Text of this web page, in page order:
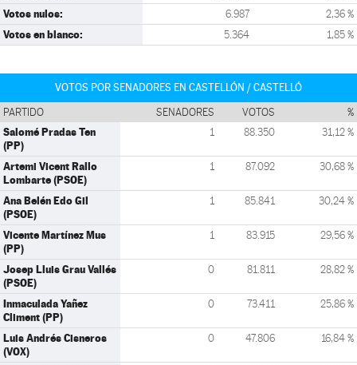
Votos nulos: 6.987 2,36 %
Votos en blanco: 5.364 1,85 %
VOTOS POR SENADORES EN CASTELLÓN / CASTELLÓ
PARTIDO SENADORES VOTOS %
Salomé Pradas Ten
(PP)
1 88.350 31,12 %
Artemi Vicent Rallo
Lombarte (PSOE)
1 87.092 30,68 %
Ana Belén Edo Gil
(PSOE)
1 85.841 30,24 %
Vicente Martínez Mus
(PP)
1 83.915 29,56 %
Josep Lluis Grau Vallés
(PSOE)
0 81.811 28,82 %
Inmaculada Yañez
Climent (PP)
0 73.411 25,86 %
Luis Andrés Cisneros
(VOX)
0 47.806 16,84 %